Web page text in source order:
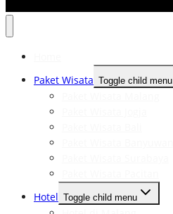
Paket Wisata Toggle child menu
Hotel Toggle child menu